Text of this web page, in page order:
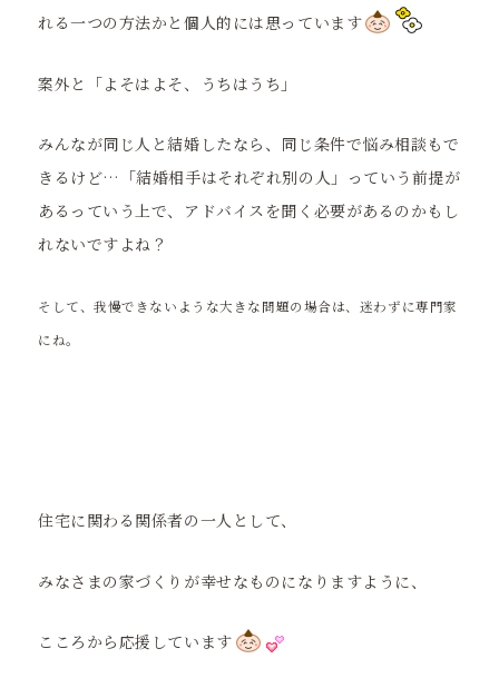
れる一つの方法かと個人的には思っています
案外と「よそはよそ、うちはうち」
みんなが同じ人と結婚したなら、同じ条件で悩み相談もで
きるけど…「結婚相手はそれぞれ別の人」っていう前提が
あるっていう上で、アドバイスを聞く必要があるのかもし
れないですよね？
そして、我慢できないような大きな問題の場合は、迷わずに専門家
にね。
住宅に関わる関係者の一人として、
みなさまの家づくりが幸せなものになりますように、
こころから応援しています